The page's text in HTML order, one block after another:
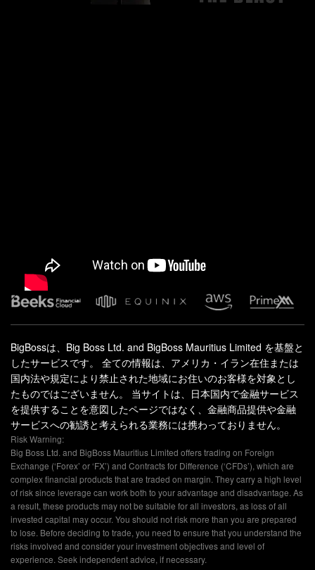
BigBossは、Big Boss Ltd. and BigBoss Mauritius Limited を基盤と
したサービスです。 全ての情報は、アメリカ・イラン在住または
国内法や規定により禁止された地域にお住いのお客様を対象とし
たものではございません。 当サイトは、日本国内で金融サービス
を提供することを意図したページではなく、金融商品提供や金融
サービスへの勧誘と考えられる業務には携わっておりません。
Risk Warning:
Big Boss Ltd. and BigBoss Mauritius Limited offers trading on Foreign
Exchange (‘Forex’ or ‘FX’) and Contracts for Difference (‘CFDs’), which are
complex financial products that are traded on margin. They carry a high level
of risk since leverage can work both to your advantage and disadvantage. As
a result, these products may not be suitable for all investors, as loss of all
invested capital may occur. You should not risk more than you are prepared
to lose. Before deciding to trade, you need to ensure that you understand the
risks involved and consider your investment objectives and level of
experience. Seek independent advice, if necessary.